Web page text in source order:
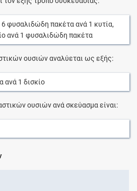
6φυσαλιδώδη πακέταανά 1 κυτία,
ανά 1 φυσαλιδώδη πακέτα
ουσιών αναλύεται ως εξής:
ανά 1 δισκίο
ουσιών ανά σκεύασμα είναι: